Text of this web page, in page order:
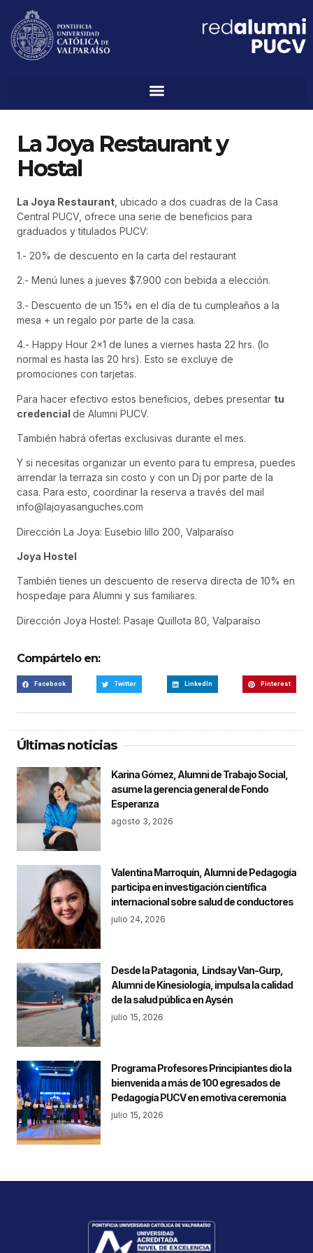
La Joya Restaurant y
Hostal
La Joya Restaurant , ubicado a dos cuadras de la Casa
Central PUCV, ofrece una serie de beneficios para
graduados y titulados PUCV:
1.- 20% de descuento en la carta del restaurant
2.- Menú lunes a jueves $7.900 con bebida a elección.
3.- Descuento de un 15% en el día de tu cumpleaños a la
mesa + un regalo por parte de la casa.
4.- Happy Hour 2×1 de lunes a viernes hasta 22 hrs. (lo
normal es hasta las 20 hrs). Esto se excluye de
promociones con tarjetas.
Para hacer efectivo estos beneficios, debes presentar tu
credencial de Alumni PUCV.
También habrá ofertas exclusivas durante el mes.
Y si necesitas organizar un evento para tu empresa, puedes
arrendar la terraza sin costo y con un Dj por parte de la
casa. Para esto, coordinar la reserva a través del mail
info@lajoyasanguches.com
Dirección La Joya: Eusebio lillo 200, Valparaíso
Joya Hostel
También tienes un descuento de reserva directa de 10% en
hospedaje para Alumni y sus familiares.
Dirección Joya Hostel: Pasaje Quillota 80, Valparaíso
Compártelo en:
Facebook Twitter LinkedIn Pinterest
Últimas noticias
Karina Gómez, Alumni de Trabajo Social,
asume la gerencia general de Fondo
Esperanza
agosto 3, 2026
Valentina Marroquín, Alumni de Pedagogía
participa en investigación científica
internacional sobre salud de conductores
julio 24, 2026
Desde la Patagonia, Lindsay Van-Gurp,
Alumni de Kinesiología, impulsa la calidad
de la salud pública en Aysén
julio 15, 2026
Programa Profesores Principiantes dio la
bienvenida a más de 100 egresados de
Pedagogía PUCV en emotiva ceremonia
julio 15, 2026